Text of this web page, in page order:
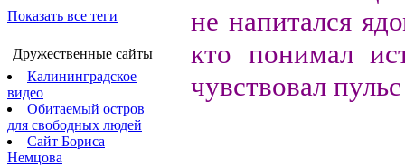
Показать все теги
Дружественные сайты
Калининградское
видео
Обитаемый остров
для свободных людей
Сайт Бориса
Немцова
не напитался
кто понимал
чувствовал